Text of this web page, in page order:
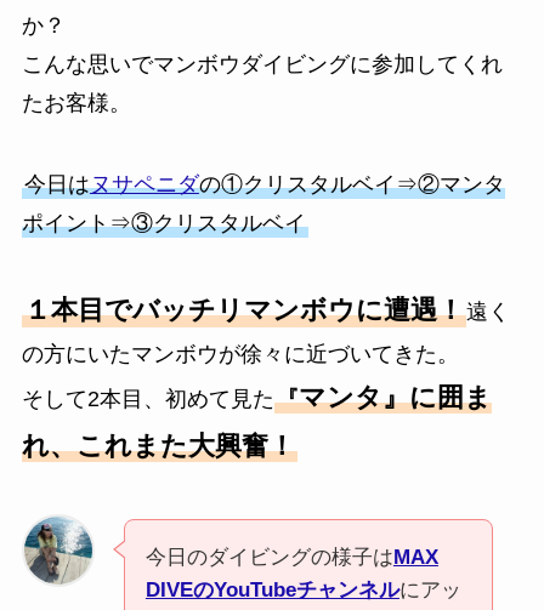
か？
こんな思いでマンボウダイビングに参加してくれ
たお客様。
今日はヌサペニダの①クリスタルベイ⇒②マンタ
ポイント⇒③クリスタルベイ
１本目でバッチリマンボウに遭遇！遠く
の方にいたマンボウが徐々に近づいてきた。
そして2本目、初めて見た『マンタ』に囲ま
れ、これまた大興奮！
今日のダイビングの様子はMAX
DIVEのYouTubeチャンネルにアッ